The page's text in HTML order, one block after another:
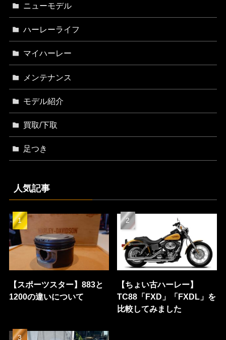
ニューモデル
ハーレーライフ
マイハーレー
メンテナンス
モデル紹介
買取/下取
足つき
人気記事
【スポーツスター】883と
1200の違いについて
【ちょい古ハーレー】
TC88「FXD」「FXDL」を
比較してみました